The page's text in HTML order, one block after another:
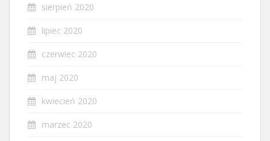
sierpień 2020
lipiec 2020
czerwiec 2020
maj 2020
kwiecień 2020
marzec 2020